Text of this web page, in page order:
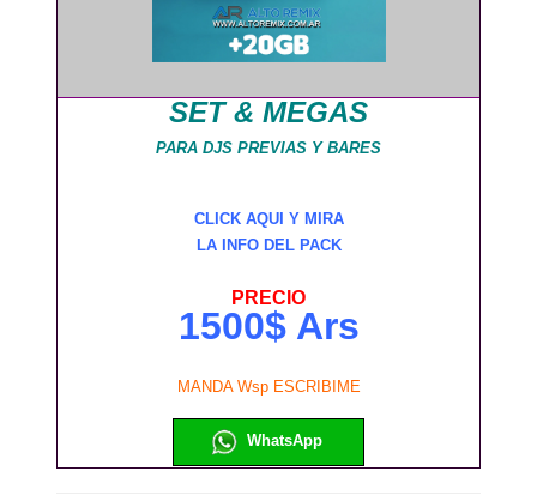
SET & MEGAS
PARA DJS PREVIAS Y BARES
CLICK AQUI Y MIRA
LA INFO DEL PACK
PRECIO
1500$ Ars
MANDA Wsp ESCRIBIME
WhatsApp